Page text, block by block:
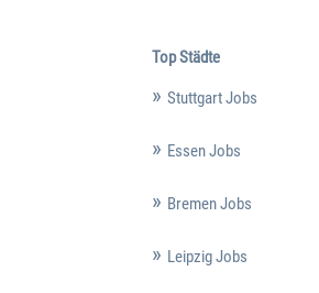
Top Städte
Stuttgart Jobs
Essen Jobs
Bremen Jobs
Leipzig Jobs